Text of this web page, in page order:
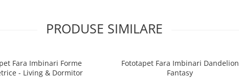
PRODUSE SIMILARE
Fara Imbinari Forme
- Living & Dormitor
Fototapet Fara Imbinari Dandelion
Fantasy